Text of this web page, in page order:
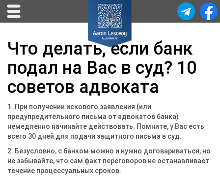
Что делать, если банк
подал на Вас в суд? 10
советов адвоката
1. При получении искового заявления (или
предупредительного письма от адвокатов банка)
немедленно начинайте действовать. Помните, у Вас есть
всего 30 дней для подачи защитного письма в суд.
2. Безусловно, с банком можно и нужно договариваться, но
не забывайте, что сам факт переговоров не останавливает
течение процессуальных сроков.